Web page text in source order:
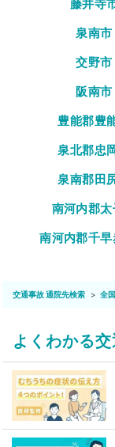
藤井寺
泉南市
交野市
阪南市
豊能郡豊
泉北郡忠
泉南郡田
南河内郡
南河内郡千
交通事故 通院先検索 全
よくわかる